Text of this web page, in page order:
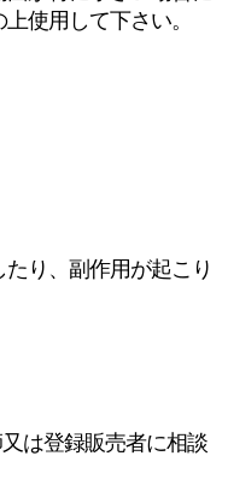
使用して下さい。
たり、副作用が起こり
は登録販売者に相談